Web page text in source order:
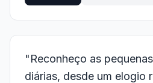
"Reconheço as
diárias, desde um elogio